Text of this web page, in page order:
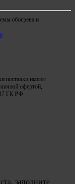
обогрева и
поставки имеют
офертой,
ГК РФ
заполните